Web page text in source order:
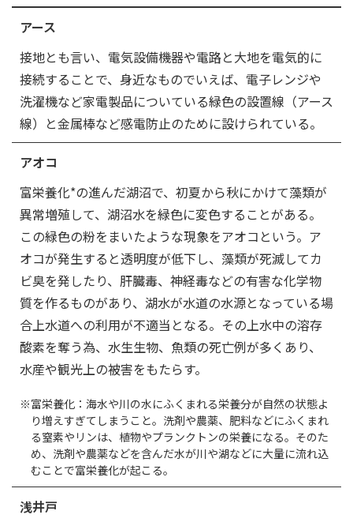
アース
接地とも言い、電気設備機器や電路と大地を電気的に
接続することで、身近なものでいえば、電子レンジや
洗濯機など家電製品についている緑色の設置線（アース
線）と金属棒など感電防止のために設けられている。
アオコ
富栄養化*の進んだ湖沼で、初夏から秋にかけて藻類が
異常増殖して、湖沼水を緑色に変色することがある。
この緑色の粉をまいたような現象をアオコという。ア
オコが発生すると透明度が低下し、藻類が死滅してカ
ビ臭を発したり、肝臓毒、神経毒などの有害な化学物
質を作るものがあり、湖水が水道の水源となっている場
合上水道への利用が不適当となる。その上水中の溶存
酸素を奪う為、水生生物、魚類の死亡例が多くあり、
水産や観光上の被害をもたらす。
※富栄養化：海水や川の水にふくまれる栄養分が自然の状態よ
り増えすぎてしまうこと。洗剤や農薬、肥料などにふくまれ
る窒素やリンは、植物やプランクトンの栄養になる。そのた
め、洗剤や農薬などを含んだ水が川や湖などに大量に流れ込
むことで富栄養化が起こる。
浅井戸